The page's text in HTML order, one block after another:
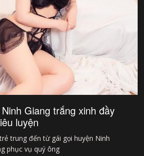
Giang trắng xinh đầy
luyện
trung đến từ gái gọi huyện Ninh
phục vụ quý ông